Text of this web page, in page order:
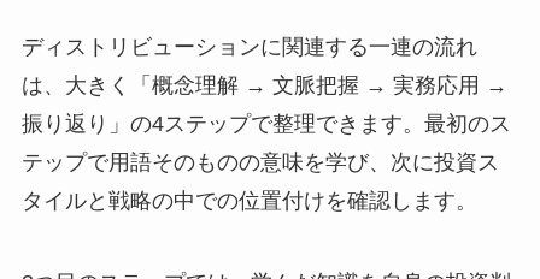
ディストリビューションに関連する一連の流れ
は、大きく「概念理解 → 文脈把握 → 実務応用 →
振り返り」の4ステップで整理できます。最初のス
テップで用語そのものの意味を学び、次に投資ス
タイルと戦略の中での位置付けを確認します。